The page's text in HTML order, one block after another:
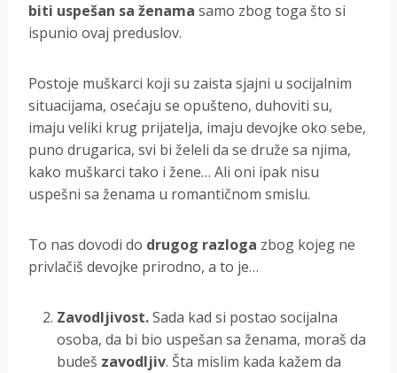
biti uspešan sa ženama samo zbog toga što si
ispunio ovaj preduslov.
Postoje muškarci koji su zaista sjajni u socijalnim
situacijama, osećaju se opušteno, duhoviti su,
imaju veliki krug prijatelja, imaju devojke oko sebe,
puno drugarica, svi bi želeli da se druže sa njima,
kako muškarci tako i žene… Ali oni ipak nisu
uspešni sa ženama u romantičnom smislu.
To nas dovodi do drugog razloga zbog kojeg ne
privlačiš devojke prirodno, a to je…
Zavodljivost.Sada kad si postao socijalna
osoba, da bi bio uspešan sa ženama, moraš da
budeš zavodljiv. Šta mislim kada kažem da